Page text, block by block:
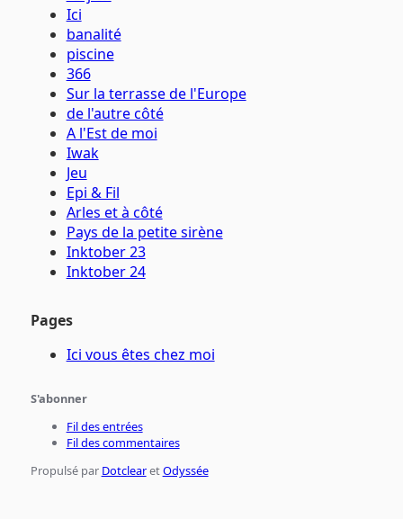
Ici
banalité
piscine
366
Sur la terrasse de l'Europe
de l'autre côté
A l'Est de moi
Iwak
Jeu
Epi & Fil
Arles et à côté
Pays de la petite sirène
Inktober 23
Inktober 24
Pages
Ici vous êtes chez moi
S'abonner
Fil des entrées
Fil des commentaires
Propulsé par DotclearetOdyssée